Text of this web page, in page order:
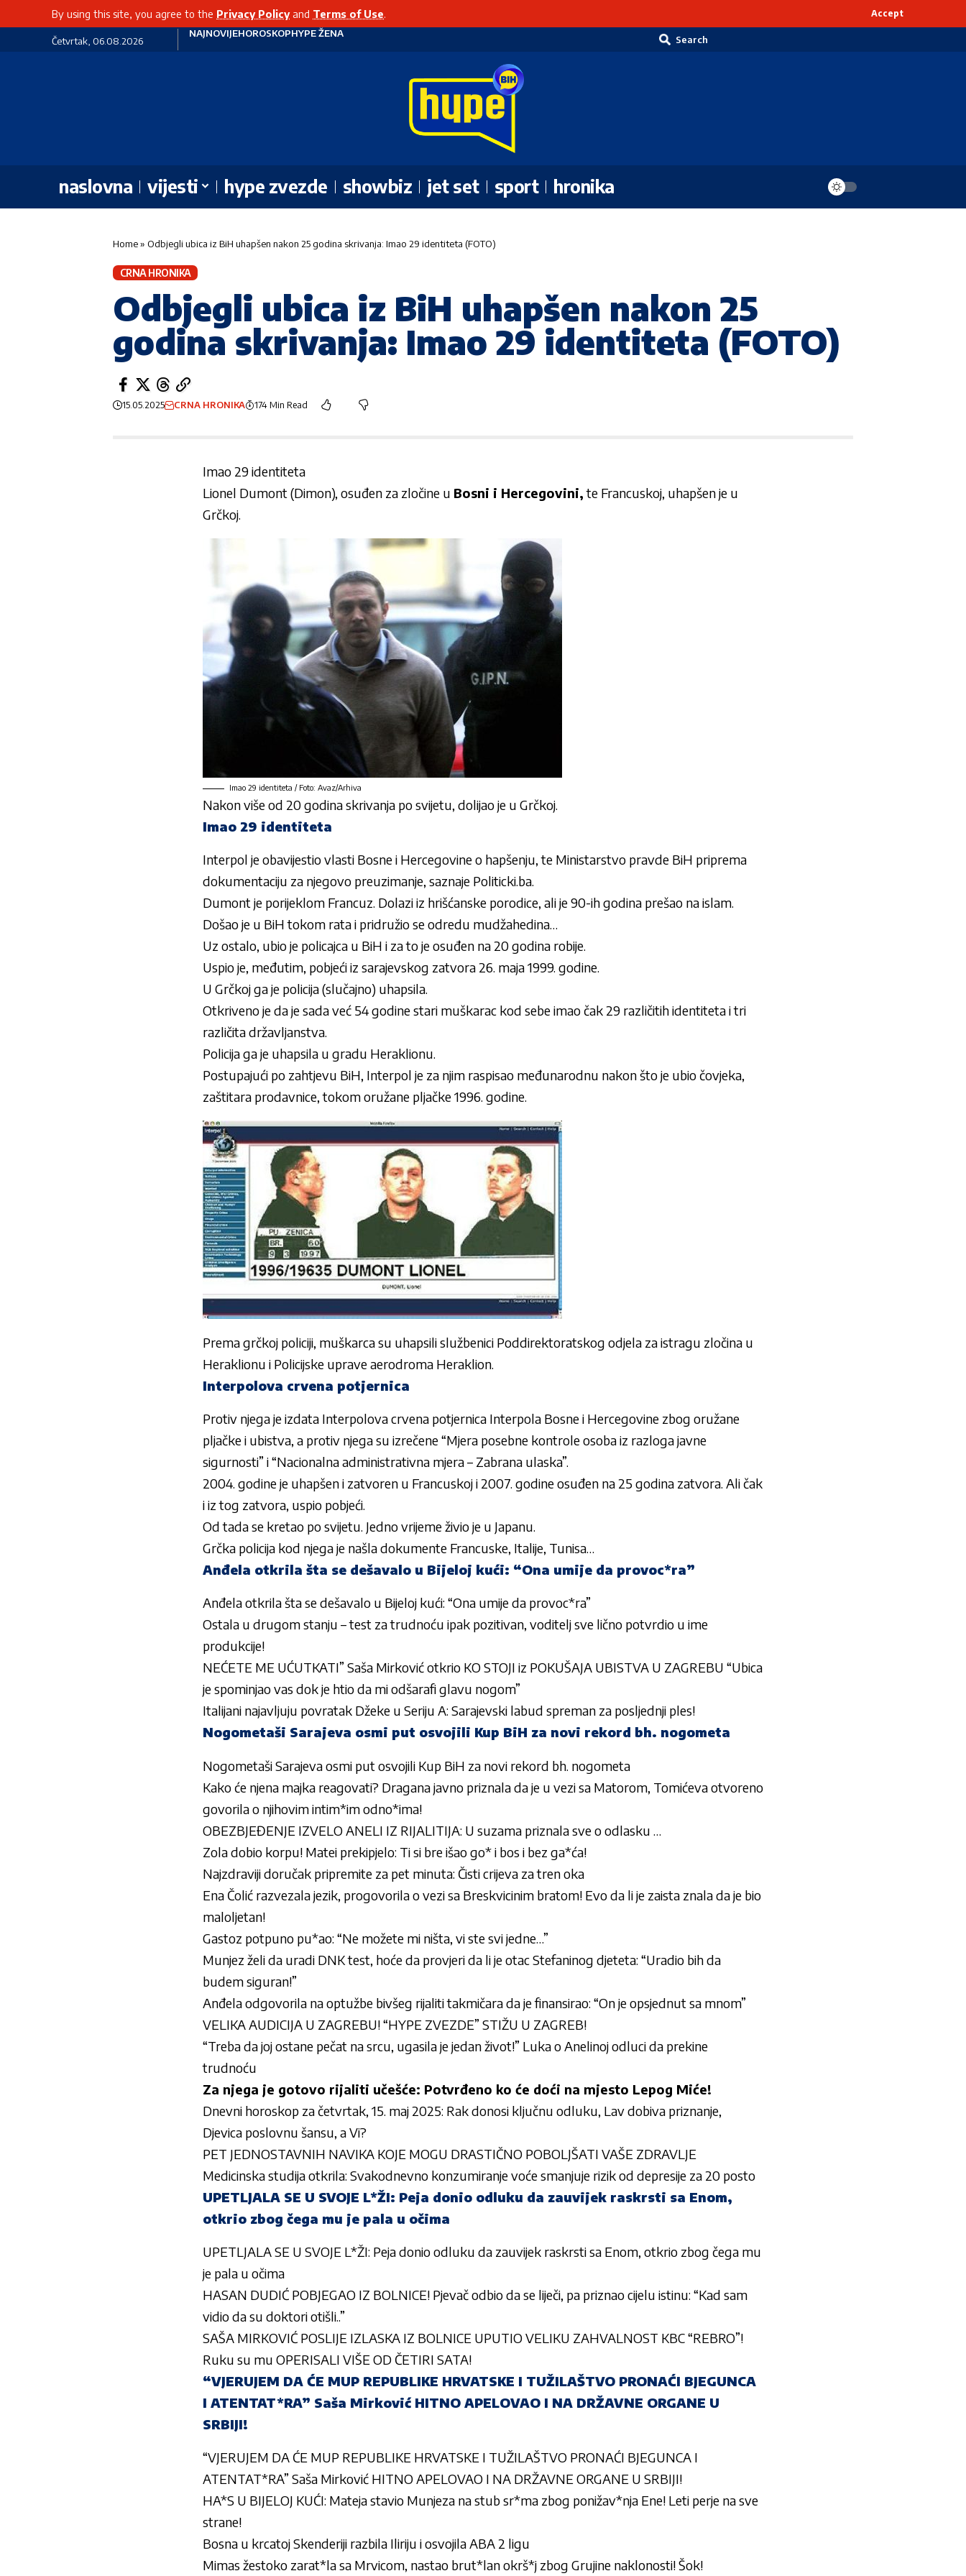
By using this site, you agree to the Privacy Policyand Terms of Use. Accept
Četvrtak, 06.08.2026
NAJNOVIJEHOROSKOPHYPE ŽENA
Search
naslovna vijesti hype zvezde showbiz jet set sport hronika
Home» Odbjegli ubica iz BiH uhapšen nakon 25 godina skrivanja: Imao 29 identiteta (FOTO)
CRNA HRONIKA
Odbjegli ubica iz BiH uhapšen nakon 25
godina skrivanja: Imao 29 identiteta (FOTO)
15.05.2025 CRNA HRONIKA 174 Min Read
Imao 29 identiteta
Lionel Dumont (Dimon), osuđen za zločine u Bosni i Hercegovini,te Francuskoj, uhapšen je u
Grčkoj.
Imao 29 identiteta / Foto: Avaz/Arhiva
Nakon više od 20 godina skrivanja po svijetu, dolijao je u Grčkoj.
Imao 29 identiteta
Interpol je obavijestio vlasti Bosne i Hercegovine o hapšenju, te Ministarstvo pravde BiH priprema
dokumentaciju za njegovo preuzimanje, saznaje Politicki.ba.
Dumont je porijeklom Francuz. Dolazi iz hrišćanske porodice, ali je 90-ih godina prešao na islam.
Došao je u BiH tokom rata i pridružio se odredu mudžahedina…
Uz ostalo, ubio je policajca u BiH i za to je osuđen na 20 godina robije.
Uspio je, međutim, pobjeći iz sarajevskog zatvora 26. maja 1999. godine.
U Grčkoj ga je policija (slučajno) uhapsila.
Otkriveno je da je sada već 54 godine stari muškarac kod sebe imao čak 29 različitih identiteta i tri
različita državljanstva.
Policija ga je uhapsila u gradu Heraklionu.
Postupajući po zahtjevu BiH, Interpol je za njim raspisao međunarodnu nakon što je ubio čovjeka,
zaštitara prodavnice, tokom oružane pljačke 1996. godine.
Prema grčkoj policiji, muškarca su uhapsili službenici Poddirektoratskog odjela za istragu zločina u
Heraklionu i Policijske uprave aerodroma Heraklion.
Interpolova crvena potjernica
Protiv njega je izdata Interpolova crvena potjernica Interpola Bosne i Hercegovine zbog oružane
pljačke i ubistva, a protiv njega su izrečene “Mjera posebne kontrole osoba iz razloga javne
sigurnosti” i “Nacionalna administrativna mjera – Zabrana ulaska”.
2004. godine je uhapšen i zatvoren u Francuskoj i 2007. godine osuđen na 25 godina zatvora. Ali čak
i iz tog zatvora, uspio pobjeći.
Od tada se kretao po svijetu. Jedno vrijeme živio je u Japanu.
Grčka policija kod njega je našla dokumente Francuske, Italije, Tunisa…
Anđela otkrila šta se dešavalo u Bijeloj kući: “Ona umije da provoc*ra”
Anđela otkrila šta se dešavalo u Bijeloj kući: “Ona umije da provoc*ra”
Ostala u drugom stanju – test za trudnoću ipak pozitivan, voditelj sve lično potvrdio u ime
produkcije!
NEĆETE ME UĆUTKATI” Saša Mirković otkrio KO STOJI iz POKUŠAJA UBISTVA U ZAGREBU “Ubica
je spominjao vas dok je htio da mi odšarafi glavu nogom”
Italijani najavljuju povratak Džeke u Seriju A: Sarajevski labud spreman za posljednji ples!
Nogometaši Sarajeva osmi put osvojili Kup BiH za novi rekord bh. nogometa
Nogometaši Sarajeva osmi put osvojili Kup BiH za novi rekord bh. nogometa
Kako će njena majka reagovati? Dragana javno priznala da je u vezi sa Matorom, Tomićeva otvoreno
govorila o njihovim intim*im odno*ima!
OBEZBJEĐENJE IZVELO ANELI IZ RIJALITIJA: U suzama priznala sve o odlasku …
Zola dobio korpu! Matei prekipjelo: Ti si bre išao go* i bos i bez ga*ća!
Najzdraviji doručak pripremite za pet minuta: Čisti crijeva za tren oka
Ena Čolić razvezala jezik, progovorila o vezi sa Breskvicinim bratom! Evo da li je zaista znala da je bio
maloljetan!
Gastoz potpuno pu*ao: “Ne možete mi ništa, vi ste svi jedne…”
Munjez želi da uradi DNK test, hoće da provjeri da li je otac Stefaninog djeteta: “Uradio bih da
budem siguran!”
Anđela odgovorila na optužbe bivšeg rijaliti takmičara da je finansirao: “On je opsjednut sa mnom”
VELIKA AUDICIJA U ZAGREBU! “HYPE ZVEZDE” STIŽU U ZAGREB!
“Treba da joj ostane pečat na srcu, ugasila je jedan život!” Luka o Anelinoj odluci da prekine
trudnoću
Za njega je gotovo rijaliti učešće: Potvrđeno ko će doći na mjesto Lepog Miće!
Dnevni horoskop za četvrtak, 15. maj 2025: Rak donosi ključnu odluku, Lav dobiva priznanje,
Djevica poslovnu šansu, a Vi?
PET JEDNOSTAVNIH NAVIKA KOJE MOGU DRASTIČNO POBOLJŠATI VAŠE ZDRAVLJE
Medicinska studija otkrila: Svakodnevno konzumiranje voće smanjuje rizik od depresije za 20 posto
UPETLJALA SE U SVOJE L*ŽI: Peja donio odluku da zauvijek raskrsti sa Enom,
otkrio zbog čega mu je pala u očima
UPETLJALA SE U SVOJE L*ŽI: Peja donio odluku da zauvijek raskrsti sa Enom, otkrio zbog čega mu
je pala u očima
HASAN DUDIĆ POBJEGAO IZ BOLNICE! Pjevač odbio da se liječi, pa priznao cijelu istinu: “Kad sam
vidio da su doktori otišli..”
SAŠA MIRKOVIĆ POSLIJE IZLASKA IZ BOLNICE UPUTIO VELIKU ZAHVALNOST KBC “REBRO”!
Ruku su mu OPERISALI VIŠE OD ČETIRI SATA!
“VJERUJEM DA ĆE MUP REPUBLIKE HRVATSKE I TUŽILAŠTVO PRONAĆI BJEGUNCA
I ATENTAT*RA” Saša Mirković HITNO APELOVAO I NA DRŽAVNE ORGANE U
SRBIJI!
“VJERUJEM DA ĆE MUP REPUBLIKE HRVATSKE I TUŽILAŠTVO PRONAĆI BJEGUNCA I
ATENTAT*RA” Saša Mirković HITNO APELOVAO I NA DRŽAVNE ORGANE U SRBIJI!
HA*S U BIJELOJ KUĆI: Mateja stavio Munjeza na stub sr*ma zbog ponižav*nja Ene! Leti perje na sve
strane!
Bosna u krcatoj Skenderiji razbila Iliriju i osvojila ABA 2 ligu
Mimas žestoko zarat*la sa Mrvicom, nastao brut*lan okrš*j zbog Grujine naklonosti! Šok!